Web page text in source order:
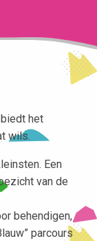
het
wils.
Een
van de
behendigen,
parcours